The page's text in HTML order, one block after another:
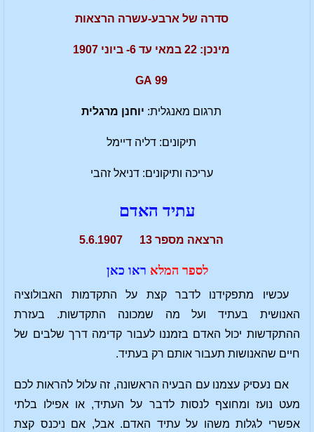
סדרה של ארבע-עשרה הרצאות
מינכן: 22 במאי עד 6- ביוני 1907
99 GA
תרגום מאנגלית: יוחנן מרגלית
תיקונים: דליה דיימל
עריכה ותיקונים: דניאל זהבי
עתיד האדם
הרצאה מספר 13 5.6.1907
לספר המלא ראו כאן
עכשיו מתפקידנו לדבר קצת על התקדמות האבולוציה
האנושית בעתיד ועל מה שמכונה התקדשות. בעזרת
ההתקדשות יכול האדם בזמננו לעבור קדימה דרך שלבים של
חיים שהאנושות תעבור אותם רק בעתיד.
אם נעסיק עצמנו עם הבעיה הראשונה, זה עלול להראות לכם
מעט נועז ומחוצף לנסות לדבר על העתיד, או אפילו בלתי
אפשרי לגלות משהו על עתיד האדם. אבל, אם ניכנס קצת